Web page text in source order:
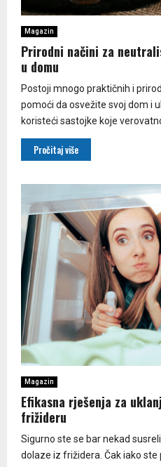
Magazin
Prirodni načini za
u domu
Postoji mnogo praktičnih i
pomoći da osvežite svoj dom i
koristeći sastojke koje
Pročitaj više
Magazin
Efikasna rješenja za
frižideru
Sigurno ste se bar nekad
dolaze iz frižidera. Čak iako ste